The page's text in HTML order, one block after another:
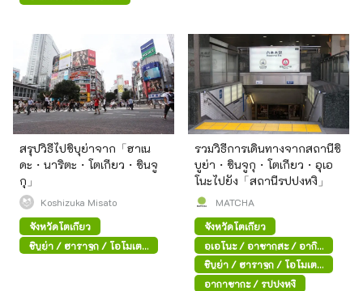
สรุปวิธีไปชิบุย่าจาก「ฮาเน
ดะ・นาริตะ・โตเกียว・ชินจู
กุ」
Koshizuka Misato
จังหวัดโตเกียว
ชิบูย่า / ฮาราจูกุ / โอโมเตะ
ซันโด
รวมวิธีการเดินทางจากสถานีชิ
บูย่า・ชินจูกุ・โตเกียว・อุเอ
โนะไปยัง「สถานีรปปงหงิ」
MATCHA
จังหวัดโตเกียว
อุเอโนะ / อาซากุสะ / อากิ
ฮาบาระ
ชิบูย่า / ฮาราจูกุ / โอโมเตะ
ซันโด
อากาซากะ / รปปงหงิ